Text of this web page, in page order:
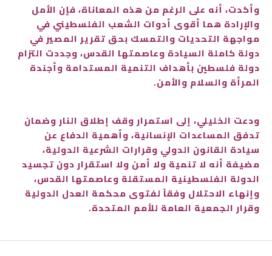
وأكدت، أنه على الرغم من هذه المعاناة، فإن الأمل
والإرادة هما أقوى أدوات الشعب الفلسطيني في
مواجهة التحديات والتمسك بحق تقرير المصير في
دولة كاملة السيادة وعاصمتها القدس، وجددت التزام
دولة فلسطين بأهداف التنمية المستدامة وأجندة
المرأة والسلام والأمن.
ودعت الخليلي، إلى استمرار وقف إطلاق النار وضمان
تدفق المساعدات الإنسانية، وأهمية الدفاع عن
سيادة القانون الدولي وقرارات الشرعية الدولية،
مضيفة أنه لا تنمية ولا أمن ولا استقرار دون تجسيد
الدولة الفلسطينية المستقلة وعاصمتها القدس،
وإنهاء الاحتلال وفقاً لفتوى محكمة العدل الدولية
وقرار الجمعية العامة للأمم المتحدة.